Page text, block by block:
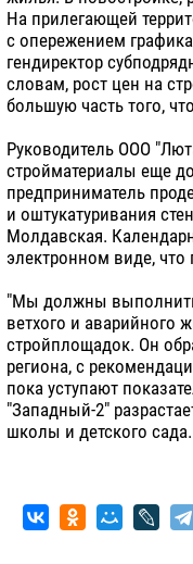
На прилегающей
с опережением
гендиректор
словам, рост цен на
большую часть того,
Руководитель ООО
стройматериалы еще
предприниматель
и оштукатуривания
Молдавская.
электронном виде,
"Мы должны
ветхого и аварийного
стройплощадок. Он
региона, с
пока уступают
"Западный-2"
школы и детского сада.